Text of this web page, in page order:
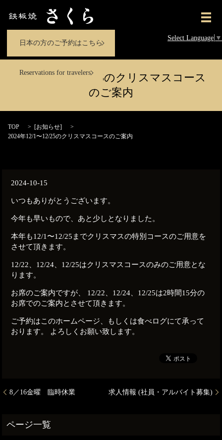
Select Language ▼
日本の方のご予約はこちら
Reservations for travelers
メ
2024年12/1〜12/25のクリスマスコース
のご案内
TOP [お知らせ]
2024年12/1〜12/25のクリスマスコースのご案内
2024-10-15
いつもありがとうございます。
今年も早いもので、あと少しとなりました。
本年も12/1〜12/25までクリスマスの特別コースのご用意を
させて頂きます。
12/22、12/24、12/25はクリスマスコースのみのご用意とな
ります。
お席のご案内ですが、 12/22、12/24、12/25は2時間15分の
お席でのご案内とさせて頂きます。
ご予約はこのホームページ、もしくは食べログにて承って
おります。 よろしくお願い致します。
8／16金曜 臨時休業 求人情報 (社員・アルバイト募集)